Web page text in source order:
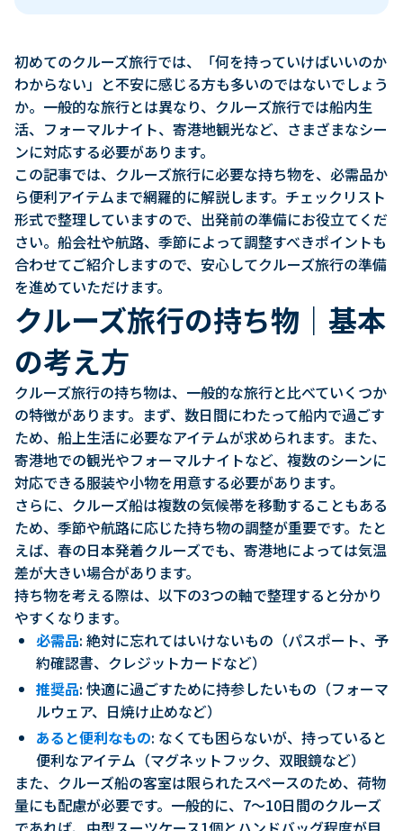
初めてのクルーズ旅行では、「何を持っていけばいいのか
わからない」と不安に感じる方も多いのではないでしょう
か。一般的な旅行とは異なり、クルーズ旅行では船内生
活、フォーマルナイト、寄港地観光など、さまざまなシー
ンに対応する必要があります。
この記事では、クルーズ旅行に必要な持ち物を、必需品か
ら便利アイテムまで網羅的に解説します。チェックリスト
形式で整理していますので、出発前の準備にお役立てくだ
さい。船会社や航路、季節によって調整すべきポイントも
合わせてご紹介しますので、安心してクルーズ旅行の準備
を進めていただけます。
クルーズ旅行の持ち物｜基本
の考え方
クルーズ旅行の持ち物は、一般的な旅行と比べていくつか
の特徴があります。まず、数日間にわたって船内で過ごす
ため、船上生活に必要なアイテムが求められます。また、
寄港地での観光やフォーマルナイトなど、複数のシーンに
対応できる服装や小物を用意する必要があります。
さらに、クルーズ船は複数の気候帯を移動することもある
ため、季節や航路に応じた持ち物の調整が重要です。たと
えば、春の日本発着クルーズでも、寄港地によっては気温
差が大きい場合があります。
持ち物を考える際は、以下の3つの軸で整理すると分かり
やすくなります。
必需品: 絶対に忘れてはいけないもの（パスポート、予
約確認書、クレジットカードなど）
推奨品: 快適に過ごすために持参したいもの（フォーマ
ルウェア、日焼け止めなど）
あると便利なもの: なくても困らないが、持っていると
便利なアイテム（マグネットフック、双眼鏡など）
また、クルーズ船の客室は限られたスペースのため、荷物
量にも配慮が必要です。一般的に、7〜10日間のクルーズ